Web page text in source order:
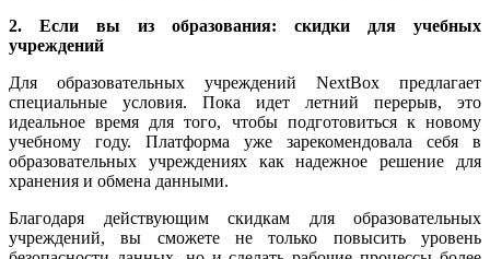
2. Если вы из образования: скидки для учебных
учреждений
Для образовательных учреждений NextBox предлагает
специальные условия. Пока идет летний перерыв, это
идеальное время для того, чтобы подготовиться к новому
учебному году. Платформа уже зарекомендовала себя в
образовательных учреждениях как надежное решение для
хранения и обмена данными.
Благодаря действующим скидкам для образовательных
учреждений, вы сможете не только повысить уровень